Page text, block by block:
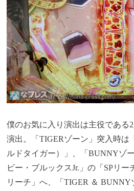
僕のお気に入り演出は主役である
演出。「TIGERゾーン」突入時は
ルドタイガー）」、「BUNNYゾ
ビー・ブルックスJr.」の「SPリー
リーチ」へ、「TIGER ＆